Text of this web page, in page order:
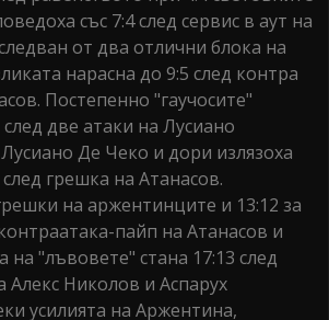
със 7:4 след сервис в аут на
от два отлични блока на
нарасна до 9:5 след контра
Постепенно "гаучосите"
след две атаки на Лусиано
Де Чеко и дори излязоха
грешка на Атанасов.
на аржентинците и 13:12 за
пайп на Атанасов и
на "лъвовете" стана 17:13 след
Николов и Аспарух
усилията на Аржентина,